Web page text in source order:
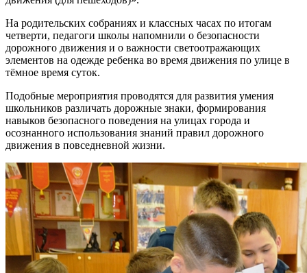
На родительских собраниях и классных часах по итогам
четверти, педагоги школы напомнили о безопасности
дорожного движения и о важности светоотражающих
элементов на одежде ребенка во время движения по улице в
тёмное время суток.
Подобные мероприятия проводятся для развития умения
школьников различать дорожные знаки, формирования
навыков безопасного поведения на улицах города и
осознанного использования знаний правил дорожного
движения в повседневной жизни.